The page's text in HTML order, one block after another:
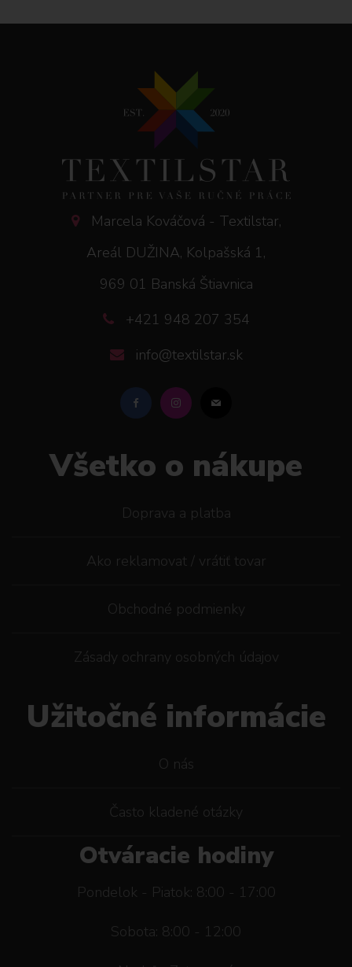
Marcela Kováčová - Textilstar,
Areál DUŽINA, Kolpašská 1,
969 01 Banská Štiavnica
+421 948 207 354
info@textilstar.sk
Všetko o nákupe
Doprava a platba
Ako reklamovat / vrátiť tovar
Obchodné podmienky
Zásady ochrany osobných údajov
Užitočné informácie
O nás
Často kladené otázky
Otváracie hodiny
Pondelok - Piatok: 8:00 - 17:00
Sobota: 8:00 - 12:00